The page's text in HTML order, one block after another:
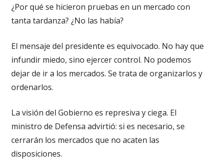
¿Por qué se hicieron pruebas en un mercado con
tanta tardanza? ¿No las había?
El mensaje del presidente es equivocado. No hay que
infundir miedo, sino ejercer control. No podemos
dejar de ir a los mercados. Se trata de organizarlos y
ordenarlos.
La visión del Gobierno es represiva y ciega. El
ministro de Defensa advirtió: si es necesario, se
cerrarán los mercados que no acaten las
disposiciones.